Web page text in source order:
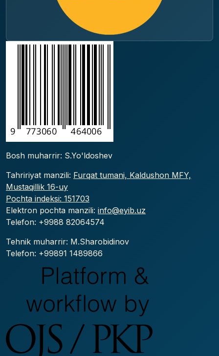
Bosh muharrir: S.Yo'ldoshev
Tahririyat manzili: Furqat tumani, Kaldushon MFY,
Mustaqillik 16-uy
Pochta indeksi: 151703
Elektron pochta manzili: info@eyib.uz
Telefon: +9988 82064574
Tehnik muharrir: M.Sharobidinov
Telefon: +99891 1489866